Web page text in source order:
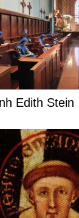
Edith Stein